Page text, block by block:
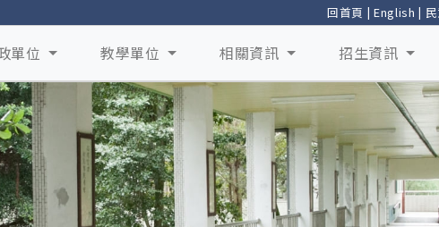
回首頁 | English |
單位 教學單位 相關資訊 招生資訊